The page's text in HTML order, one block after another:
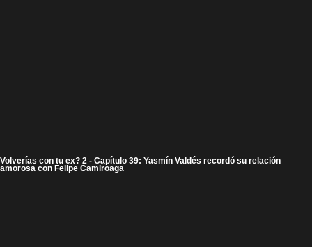
Volverías con tu ex? 2 - Capítulo 39: Yasmín Valdés recordó su relación
amorosa con Felipe Camiroaga